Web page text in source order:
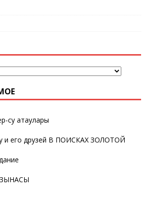
су атаулары
и его друзей В ПОИСКАХ ЗОЛОТОЙ